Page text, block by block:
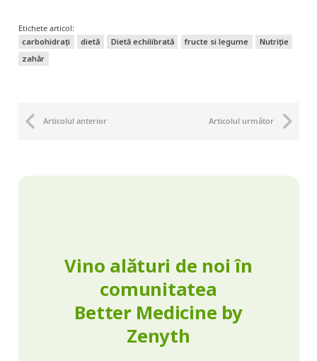
Etichete articol:
carbohidrați
dietă Dietă echilibrată fructe si legume
Nutriție
zahăr
Articolul anterior Articolul următor
Vino alături de noi în
comunitatea
Better Medicine by
Zenyth